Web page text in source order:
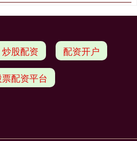
炒股配资 配资开户
配资平台